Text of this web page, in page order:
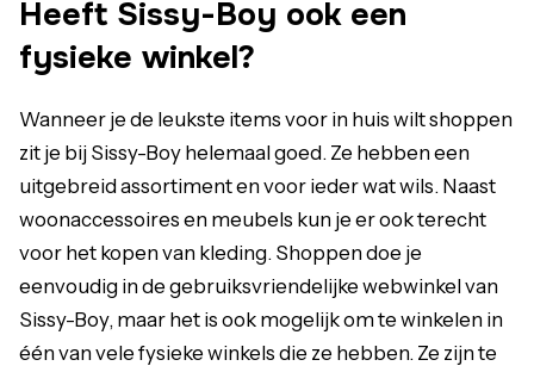
Heeft Sissy-Boy ook een
fysieke winkel?
Wanneer je de leukste items voor in huis wilt shoppen
zit je bij Sissy-Boy helemaal goed. Ze hebben een
uitgebreid assortiment en voor ieder wat wils. Naast
woonaccessoires en meubels kun je er ook terecht
voor het kopen van kleding. Shoppen doe je
eenvoudig in de gebruiksvriendelijke webwinkel van
Sissy-Boy, maar het is ook mogelijk om te winkelen in
één van vele fysieke winkels die ze hebben. Ze zijn te